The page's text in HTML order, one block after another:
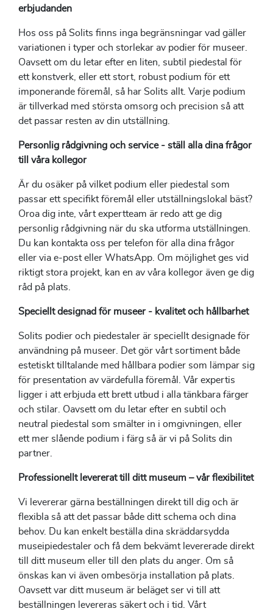
erbjudanden
Hos oss på Solits finns inga begränsningar vad gäller
variationen i typer och storlekar av podier för museer.
Oavsett om du letar efter en liten, subtil piedestal för
ett konstverk, eller ett stort, robust podium för ett
imponerande föremål, så har Solits allt. Varje podium
är tillverkad med största omsorg och precision så att
det passar resten av din utställning.
Personlig rådgivning och service - ställ alla dina frågor
till våra kollegor
Är du osäker på vilket podium eller piedestal som
passar ett specifikt föremål eller utställningslokal bäst?
Oroa dig inte, vårt expertteam är redo att ge dig
personlig rådgivning när du ska utforma utställningen.
Du kan kontakta oss per telefon för alla dina frågor
eller via e-post eller WhatsApp. Om möjlighet ges vid
riktigt stora projekt, kan en av våra kollegor även ge dig
råd på plats.
Speciellt designad för museer - kvalitet och hållbarhet
Solits podier och piedestaler är speciellt designade för
användning på museer. Det gör vårt sortiment både
estetiskt tilltalande med hållbara podier som lämpar sig
för presentation av värdefulla föremål. Vår expertis
ligger i att erbjuda ett brett utbud i alla tänkbara färger
och stilar. Oavsett om du letar efter en subtil och
neutral piedestal som smälter in i omgivningen, eller
ett mer slående podium i färg så är vi på Solits din
partner.
Professionellt levererat till ditt museum – vår flexibilitet
Vi levererar gärna beställningen direkt till dig och är
flexibla så att det passar både ditt schema och dina
behov. Du kan enkelt beställa dina skräddarsydda
museipiedestaler och få dem bekvämt levererade direkt
till ditt museum eller till den plats du anger. Om så
önskas kan vi även ombesörja installation på plats.
Oavsett var ditt museum är beläget ser vi till att
beställningen levereras säkert och i tid. Vårt